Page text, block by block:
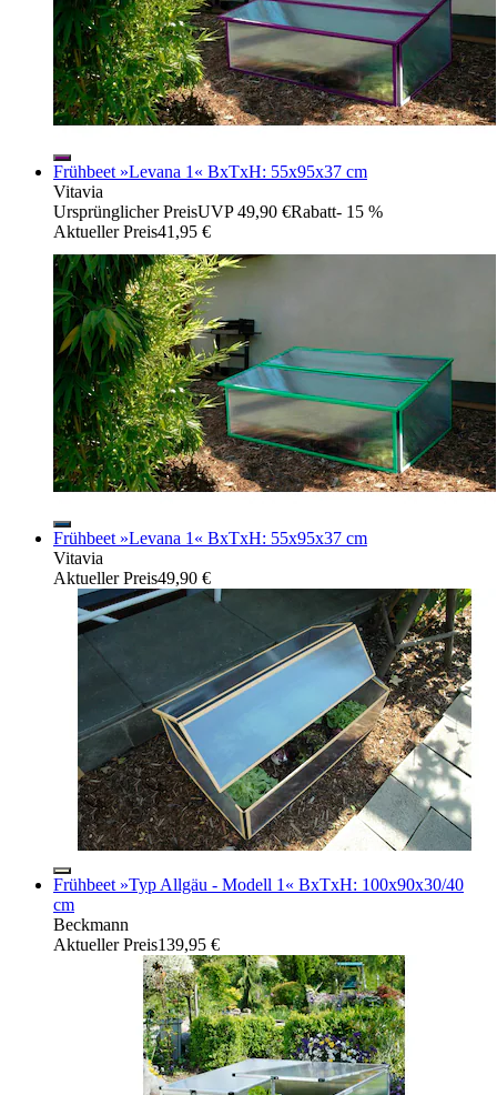
Frühbeet »Levana 1« BxTxH: 55x95x37 cm
Vitavia
Ursprünglicher PreisUVP 49,90 €Rabatt- 15 %
Aktueller Preis41,95 €
Frühbeet »Levana 1« BxTxH: 55x95x37 cm
Vitavia
Aktueller Preis49,90 €
Frühbeet »Typ Allgäu - Modell 1« BxTxH: 100x90x30/40
cm
Beckmann
Aktueller Preis139,95 €